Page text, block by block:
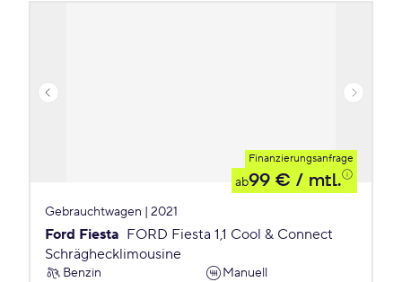
Finanzierungsanfrage
ab99 € / mtl.
Gebrauchtwagen | 2021
Ford Fiesta FORD Fiesta 1,1 Cool & Connect
Schräghecklimousine
Benzin
Manuell